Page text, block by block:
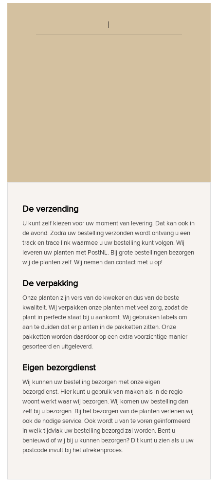
De verzending
U kunt zelf kiezen voor uw moment van levering. Dat kan ook in
de avond. Zodra uw bestelling verzonden wordt ontvang u een
track en trace link waarmee u uw bestelling kunt volgen. Wij
leveren uw planten met PostNL. Bij grote bestellingen bezorgen
wij de planten zelf. Wij nemen dan contact met u op!
De verpakking
Onze planten zijn vers van de kweker en dus van de beste
kwaliteit. Wij verpakken onze planten met veel zorg, zodat de
plant in perfecte staat bij u aankomt. Wij gebruiken labels om
aan te duiden dat er planten in de pakketten zitten. Onze
pakketten worden daardoor op een extra voorzichtige manier
gesorteerd en uitgeleverd.
Eigen bezorgdienst
Wij kunnen uw bestelling bezorgen met onze eigen
bezorgdienst. Hier kunt u gebruik van maken als in de regio
woont werkt waar wij bezorgen. Wij komen uw bestelling dan
zelf bij u bezorgen. Bij het bezorgen van de planten verlenen wij
ook de nodige service. Ook wordt u van te voren geïnformeerd
in welk tijdvlak uw bestelling bezorgd zal worden. Bent u
benieuwd of wij bij u kunnen bezorgen? Dit kunt u zien als u uw
postcode invult bij het afrekenproces.